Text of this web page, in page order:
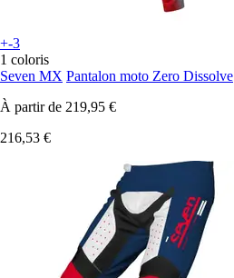
+-3
1 coloris
Seven MX Pantalon moto Zero Dissolve
À partir de 219,95 €
216,53 €